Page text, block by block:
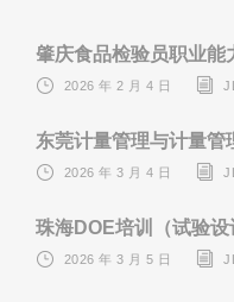
肇庆食品检验员职业能
2026 年 2 月 4 日 JL
东莞计量管理与计量管
2026 年 3 月 4 日 JL
珠海DOE培训（试验
2026 年 3 月 5 日 JL